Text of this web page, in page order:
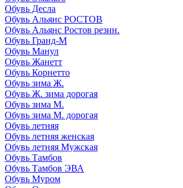
Обувь Десла
Обувь Альянс РОСТОВ
Обувь Альянс Ростов резин.
Обувь Гранд-М
Обувь Манул
Обувь Жанетт
Обувь Корнетто
Обувь зима Ж.
Обувь Ж. зима дорогая
Обувь зима М.
Обувь зима М. дорогая
Обувь летняя
Обувь летняя женская
Обувь летняя Мужская
Обувь Тамбов
Обувь Тамбов ЭВА
Обувь Муром